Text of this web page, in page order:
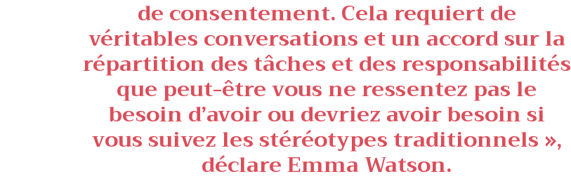
de consentement. Cela requiert de
véritables conversations et un accord sur la
répartition des tâches et des responsabilités
que peut-être vous ne ressentez pas le
besoin d’avoir ou devriez avoir besoin si
vous suivez les stéréotypes traditionnels »,
déclare Emma Watson.